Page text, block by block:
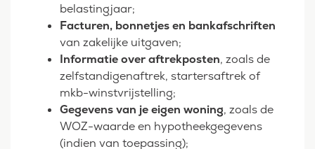
belastingjaar;
Facturen, bonnetjes en bankafschriften
van zakelijke uitgaven;
Informatie over aftrekposten, zoals de
zelfstandigenaftrek, startersaftrek of
mkb-winstvrijstelling;
Gegevens van je eigen woning, zoals de
WOZ-waarde en hypotheekgegevens
(indien van toepassing);